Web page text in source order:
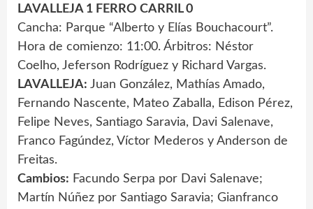
LAVALLEJA 1 FERRO CARRIL 0
Cancha: Parque “Alberto y Elías Bouchacourt”.
Hora de comienzo: 11:00. Árbitros: Néstor
Coelho, Jeferson Rodríguez y Richard Vargas.
LAVALLEJA: Juan González, Mathías Amado,
Fernando Nascente, Mateo Zaballa, Edison Pérez,
Felipe Neves, Santiago Saravia, Davi Salenave,
Franco Fagúndez, Víctor Mederos y Anderson de
Freitas.
Cambios: Facundo Serpa por Davi Salenave;
Martín Núñez por Santiago Saravia; Gianfranco